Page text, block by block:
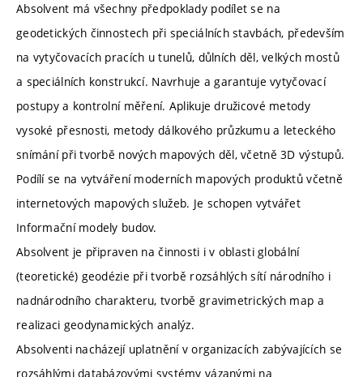
Absolvent má všechny předpoklady podílet se na
geodetických činnostech při speciálních stavbách, především
na vytyčovacích pracích u tunelů, důlních děl, velkých mostů
a speciálních konstrukcí. Navrhuje a garantuje vytyčovací
postupy a kontrolní měření. Aplikuje družicové metody
vysoké přesnosti, metody dálkového průzkumu a leteckého
snímání při tvorbě nových mapových děl, včetně 3D výstupů.
Podílí se na vytváření moderních mapových produktů včetně
internetových mapových služeb. Je schopen vytvářet
Informační modely budov.
Absolvent je připraven na činnosti i v oblasti globální
(teoretické) geodézie při tvorbě rozsáhlých sítí národního i
nadnárodního charakteru, tvorbě gravimetrických map a
realizaci geodynamických analýz.
Absolventi nacházejí uplatnění v organizacích zabývajících se
rozsáhlými databázovými systémy vázanými na